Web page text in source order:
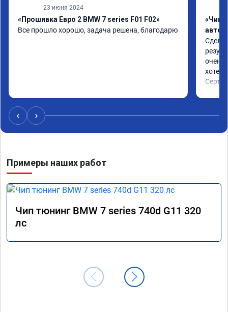
23 июня 2024
«Прошивка Евро 2 BMW 7 series F01 F02»
Все прошло хорошо, задача решена, благодарю
«Чип
очень
хотел.
‹ ›
Примеры наших работ
Чип тюнинг BMW 7 series 740d G11 320
лс